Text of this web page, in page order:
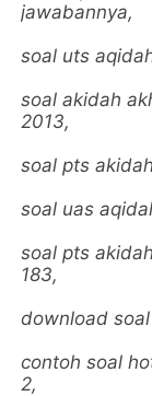
jawabannya,
soal uts
soal akidah
2013,
soal pts
soal uas
soal pts
183,
download
contoh soal
2,